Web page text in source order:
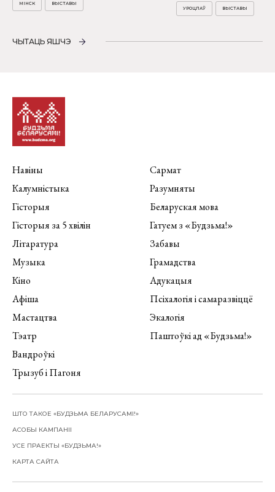
МІНСК ВЫСТАВЫ
УРОЦЛАЎ ВЫСТАВЫ
ЧЫТАЦЬ ЯШЧЭ
Навіны
Калумністыка
Гісторыя
Гісторыя за 5 хвілін
Літаратура
Музыка
Кіно
Афіша
Мастацтва
Тэатр
Вандроўкі
Трызуб і Пагоня
Сармат
Разумняты
Беларуская мова
Гатуем з «Будзьма!»
Забавы
Грамадства
Адукацыя
Псіхалогія і самаразвіццё
Экалогія
Паштоўкі ад «Будзьма!»
ШТО ТАКОЕ «БУДЗЬМА БЕЛАРУСАМІ!»
АСОБЫ КАМПАНІІ
УСЕ ПРАЕКТЫ «БУДЗЬМА!»
КАРТА САЙТА